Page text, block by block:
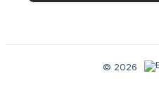
© 2026